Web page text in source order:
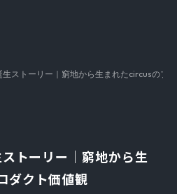
生ストーリー｜窮地から生まれたcircusのプ
トーリー｜窮地から生
ダクト価値観